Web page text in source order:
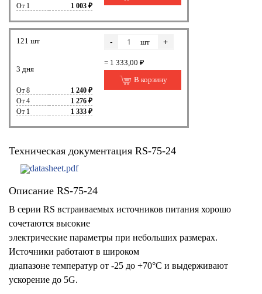
От 1 1 003 ₽
121 шт
3 дня
От 8
1 240 ₽
От 4
1 276 ₽
От 1
1 333 ₽
- шт +
= 1 333,00 ₽
В корзину
Техническая документация RS-75-24
datasheet.pdf
Описание RS-75-24
В серии RS встраиваемых источников питания хорошо
сочетаются высокие
электрические параметры при небольших размерах.
Источники работают в широком
диапазоне температур от -25 до +70°C и выдерживают
ускорение до 5G.